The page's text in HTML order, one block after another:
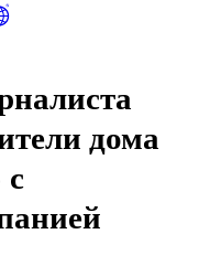
дома
с